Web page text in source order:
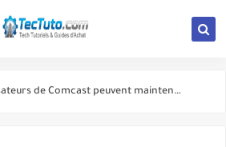
la fonctionnalité 'Suggestions pour vous' dans les messages directs
peuvent maintenant changer de chaîne avec des mouvements oculaires